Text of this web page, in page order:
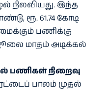
நிலவியது. இந்த
ரூ. 61.74 கோடி
பணிக்கு
மாதம் அடிக்கல்
பணிகள் நிறைவு
பாலம் முதல்